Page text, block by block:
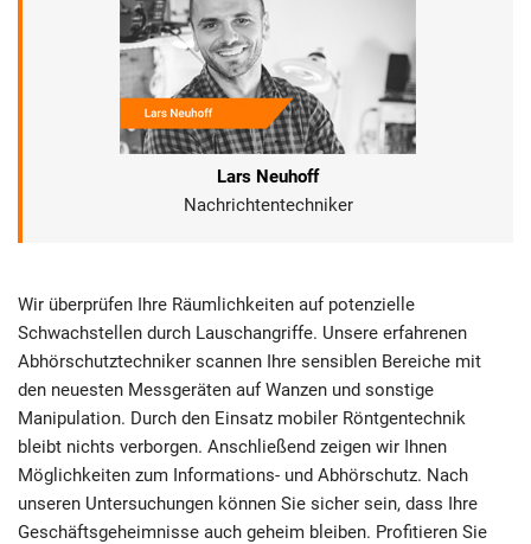
Lars Neuhoff
Nachrichtentechniker
Wir überprüfen Ihre Räumlichkeiten auf potenzielle
Schwachstellen durch Lauschangriffe. Unsere erfahrenen
Abhörschutztechniker scannen Ihre sensiblen Bereiche mit
den neuesten Messgeräten auf Wanzen und sonstige
Manipulation. Durch den Einsatz mobiler Röntgentechnik
bleibt nichts verborgen. Anschließend zeigen wir Ihnen
Möglichkeiten zum Informations- und Abhörschutz. Nach
unseren Untersuchungen können Sie sicher sein, dass Ihre
Geschäftsgeheimnisse auch geheim bleiben. Profitieren Sie